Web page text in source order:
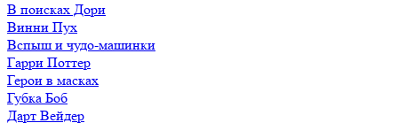
В поисках Дори
Винни Пух
Вспыш и чудо-машинки
Гарри Поттер
Герои в масках
Губка Боб
Дарт Вейдер